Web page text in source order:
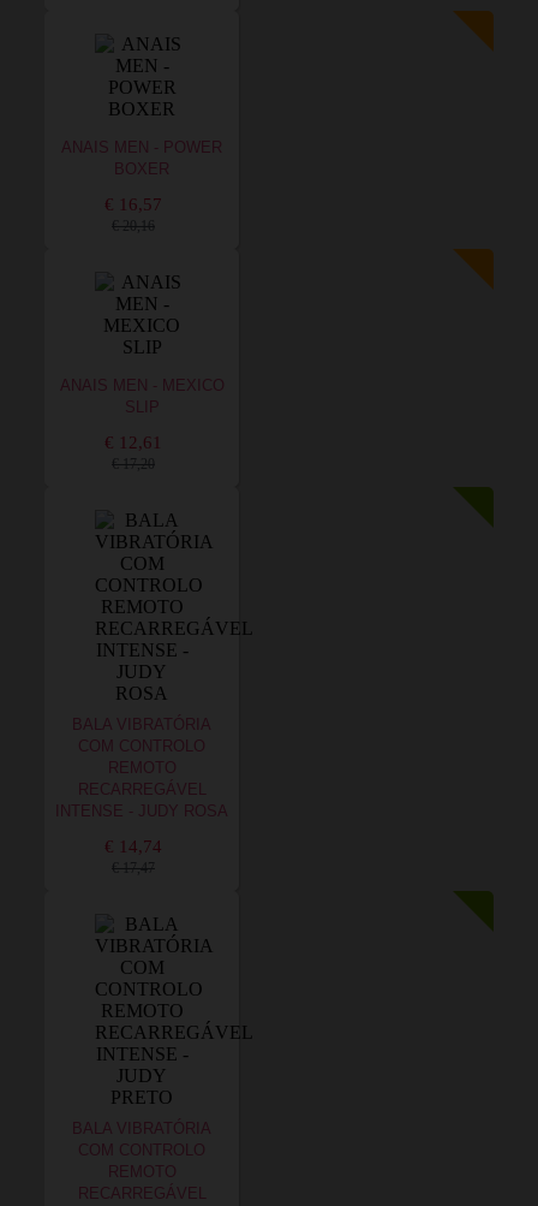
ANAIS MEN - POWER
BOXER
€ 16,57
€ 20,16
ANAIS MEN - MEXICO
SLIP
€ 12,61
€ 17,20
BALA VIBRATÓRIA
COM CONTROLO
REMOTO
RECARREGÁVEL
INTENSE - JUDY ROSA
€ 14,74
€ 17,47
BALA VIBRATÓRIA
COM CONTROLO
REMOTO
RECARREGÁVEL